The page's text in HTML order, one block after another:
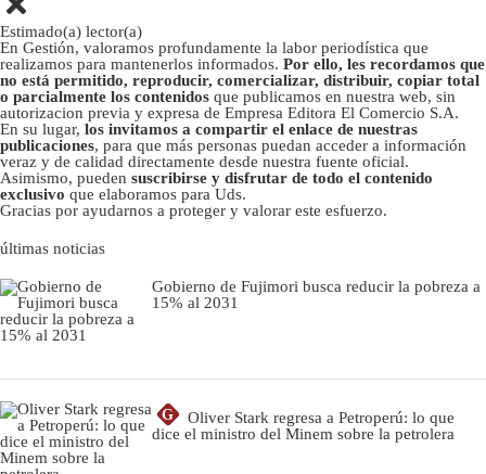
Estimado(a) lector(a)
En Gestión, valoramos profundamente la labor periodística que
realizamos para mantenerlos informados. Por ello, les recordamos que
no está permitido, reproducir, comercializar, distribuir, copiar total
o parcialmente los contenidos que publicamos en nuestra web, sin
autorizacion previa y expresa de Empresa Editora El Comercio S.A.
En su lugar, los invitamos a compartir el enlace de nuestras
publicaciones, para que más personas puedan acceder a información
veraz y de calidad directamente desde nuestra fuente oficial.
Asimismo, pueden suscribirse y disfrutar de todo el contenido
exclusivo que elaboramos para Uds.
Gracias por ayudarnos a proteger y valorar este esfuerzo.
últimas noticias
Gobierno de Fujimori busca reducir la pobreza a
15% al 2031
G
Oliver Stark regresa a Petroperú: lo que
dice el ministro del Minem sobre la petrolera